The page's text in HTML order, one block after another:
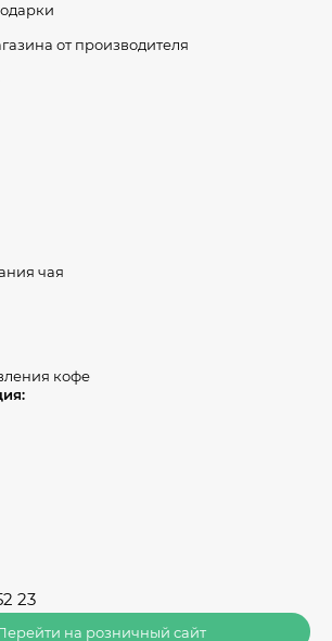
от производителя
чая
кофе
23
на розничный сайт